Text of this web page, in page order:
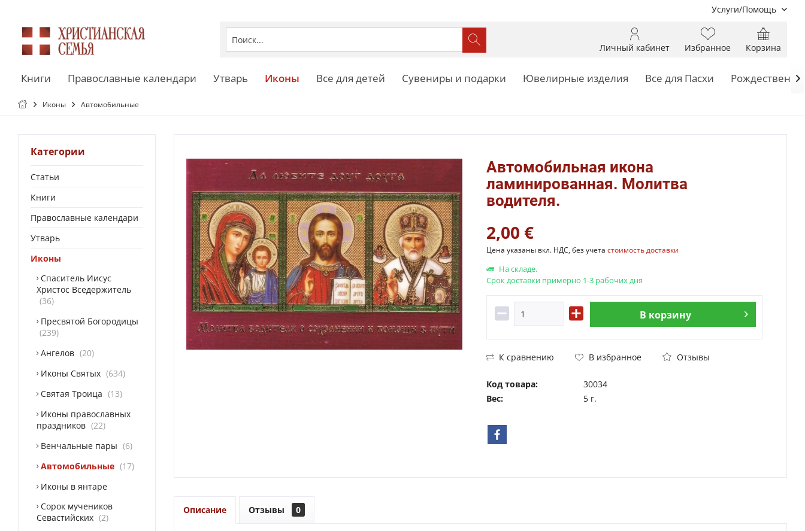
Услуги/Помощь
Корзина
Избранное
Личный кабинет
Книги Православные календари Утварь Иконы Все для детей Сувениры и подарки Ювелирные изделия Все для Пасхи 
Иконы Автомобильные
Категории
Статьи
Книги
Православные календари
Утварь
Иконы
Спаситель Иисус
Христос Вседержитель
36
Пресвятой Богородицы
239
Ангелов
20
Иконы Святых
634
Святая Троица
13
Иконы православных
праздников
22
Венчальные пары
6
Автомобильные
17
Иконы в янтаре
Сорок мучеников
Севастийских
2
Автомобильная икона
ламинированная. Молитва
водителя.
2,00 €
Цена указаны вкл. НДС, без учета стоимость доставки
На складе.
Срок доставки примерно 1-3 рабочих дня
В корзину
К сравнению В избранное Отзывы
Код товара:
30034
Вес:
5 г.
Описание Отзывы 0